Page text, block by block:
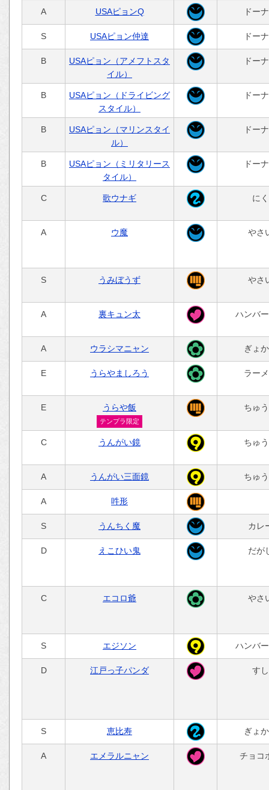
A USAピョンQ ドー
S USAピョン仲達 ドー
B
USAピョン（アメフトスタ
イル）
ドー
B
USAピョン（ドライビング
スタイル）
ドー
B
USAピョン（マリンスタイ
ル）
ドー
B
USAピョン（ミリタリース
タイル）
ドー
C 歌ウナギ にく
A ウ魔 やさ
S うみぼうず やさ
A 裏キュン太 ハンバ
A ウラシマニャン ぎょ
E うらやましろう ラー
E うらや飯
テンプラ限定
ちゅ
C うんがい鏡 ちゅ
A うんがい三面鏡 ちゅ
A 吽形
S うんちく魔 カレ
D えこひい鬼 だが
C エコロ爺 やさ
S エジソン ハンバ
D 江戸っ子パンダ すし
S 恵比寿 ぎょ
A エメラルニャン チョコ